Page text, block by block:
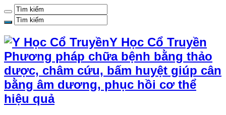
Y Học Cổ Truyền
Phương pháp chữa bệnh bằng thảo
dược, châm cứu, bấm huyệt giúp cân
bằng âm dương, phục hồi cơ thể
hiệu quả